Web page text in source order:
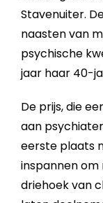
Stavenuiter.
naasten van
psychische
jaar haar 40-
De prijs, die
aan
eerste plaats
inspannen
driehoek van